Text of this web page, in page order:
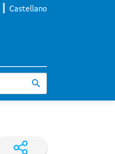
Castellano